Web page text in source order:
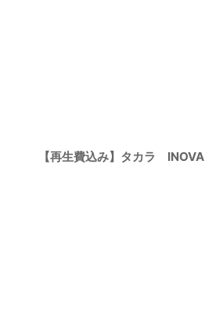
【再生費込み】タカラ